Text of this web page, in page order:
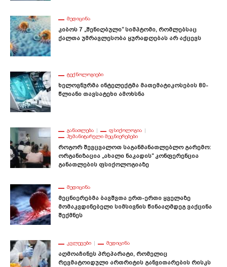
ᲛᲔᲓᲘᲪᲘᲜᲐ
Კიბოს 7 „შენიღბული“ Სიმპტომი, Რომლებსაც
Ქალთა Უმრავლესობა Ყურადღებას Არ Აქცევს
ᲢᲔᲥᲜᲝᲚᲝᲒᲘᲔᲑᲘ
Ხელოვნურმა Ინტელექტმა Მათემატიკოსების 80-
Წლიანი Თავსატეხი Ამოხსნა
ᲒᲐᲜᲐᲗᲚᲔᲑᲐ
ᲤᲡᲘᲥᲝᲚᲝᲒᲘᲐ
ᲰᲣᲛᲐᲜᲘᲢᲐᲠᲣᲚᲘ ᲛᲔᲪᲜᲘᲔᲠᲔᲑᲔᲑᲘ
Როგორ Შევცვალოთ Საგანმანათლებლო Გარემო:
Ორგანიზაცია „ახალი Ნაკადის“ Კონფერენცია
Განათლების Ფსიქოლოგიაზე
ᲛᲔᲓᲘᲪᲘᲜᲐ
Მეცნიერებმა Ბავშვთა Ერთ-Ერთი Ყველაზე
Მომაკვდინებელი Სიმსივნის Წინააღმდეგ Ვაქცინა
Შექმნეს
ᲙᲕᲚᲔᲕᲔᲑᲘ ᲛᲔᲓᲘᲪᲘᲜᲐ
Აღმოაჩინეს Პრეპარატი, Რომელიც
Რევმატოიდული Ართრიტის Განვითარების Რისკს